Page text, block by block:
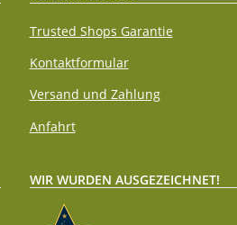
Trusted Shops Garantie
Kontaktformular
Versand und Zahlung
Anfahrt
WIR WURDEN AUSGEZEICHNET!